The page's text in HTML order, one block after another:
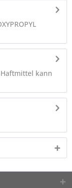
kann